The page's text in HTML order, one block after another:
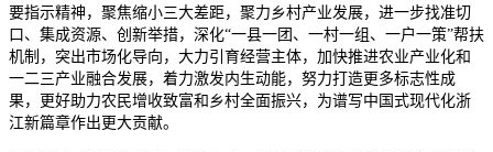
要指示精神，聚焦缩小三大差距，聚力乡村产业发展，进一步找准切
口、集成资源、创新举措，深化“一县一团、一村一组、一户一策”帮扶
机制，突出市场化导向，大力引育经营主体，加快推进农业产业化和
一二三产业融合发展，着力激发内生动能，努力打造更多标志性成
果，更好助力农民增收致富和乡村全面振兴，为谱写中国式现代化浙
江新篇章作出更大贡献。